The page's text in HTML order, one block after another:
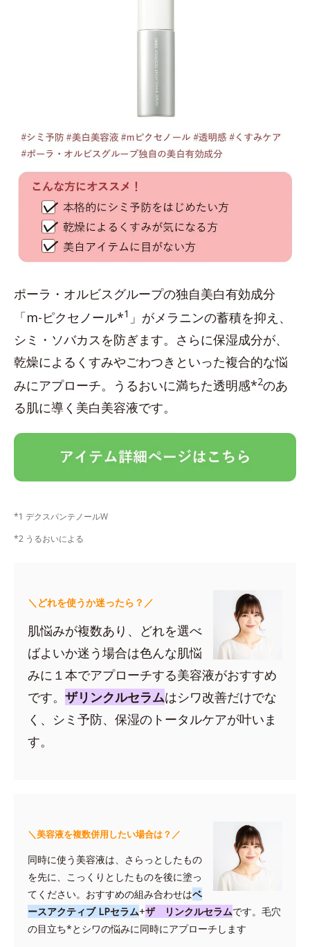
ポーラ・オルビスグループの独自美白有効成分
「m-ピクセノール*1 」がメラニンの蓄積を抑え、
シミ・ソバカスを防ぎます。さらに保湿成分が、
乾燥によるくすみやごわつきといった複合的な悩
みにアプローチ。うるおいに満ちた透明感*2のあ
る肌に導く美白美容液です。
*1 デクスパンテノールW
*2 うるおいによる
＼どれを使うか迷ったら？／
肌悩みが複数あり、どれを選べ
ばよいか迷う場合は色んな肌悩
みに１本でアプローチする美容液がおすすめ
です。 ザリンクルセラムはシワ改善だけでな
く、シミ予防、保湿のトータルケアが叶いま
す。
＼美容液を複数併用したい場合は？／
同時に使う美容液は、さらっとしたもの
を先に、こっくりとしたものを後に塗っ
てください。おすすめの組み合わせはベ
ースアクティブ LPセラム+ザ リンクルセラムです。毛穴
の目立ち*とシワの悩みに同時にアプローチします